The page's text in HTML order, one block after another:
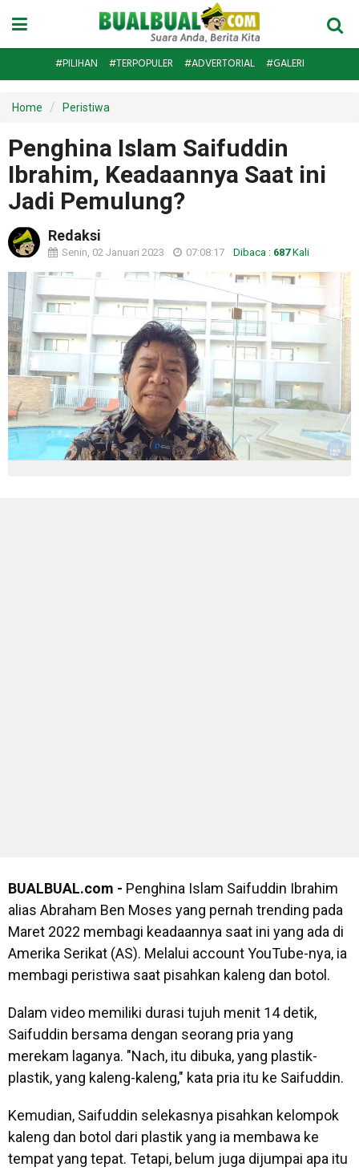
#PILIHAN #TERPOPULER #ADVERTORIAL #GALERI
Home Peristiwa
Penghina Islam Saifuddin
Ibrahim, Keadaannya Saat ini
Jadi Pemulung?
Redaksi
Senin, 02 Januari 2023 07:08:17 Dibaca : 687Kali
BUALBUAL.com - Penghina Islam Saifuddin Ibrahim
alias Abraham Ben Moses yang pernah trending pada
Maret 2022 membagi keadaannya saat ini yang ada di
Amerika Serikat (AS). Melalui account YouTube-nya, ia
membagi peristiwa saat pisahkan kaleng dan botol.
Dalam video memiliki durasi tujuh menit 14 detik,
Saifuddin bersama dengan seorang pria yang
merekam laganya. "Nach, itu dibuka, yang plastik-
plastik, yang kaleng-kaleng," kata pria itu ke Saifuddin.
Kemudian, Saifuddin selekasnya pisahkan kelompok
kaleng dan botol dari plastik yang ia membawa ke
tempat yang tepat. Tetapi, belum juga dijumpai apa itu